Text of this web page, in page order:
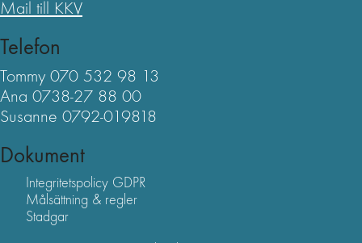
Mail till KKV
Telefon
Tommy 070 532 98 13
Ana 0738-27 88 00
Susanne 0792-019818
Dokument
Integritetspolicy GDPR
Målsättning & regler
Stadgar